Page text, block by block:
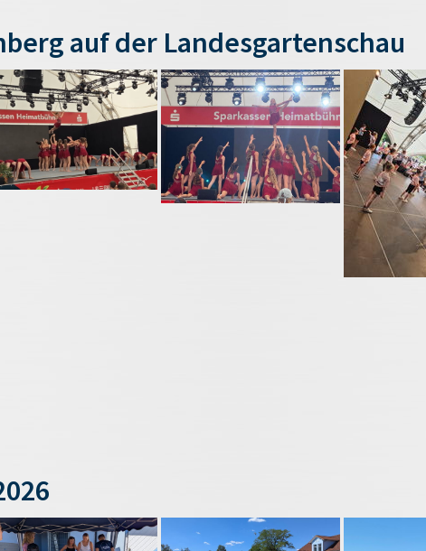
auf der Landesgartenschau